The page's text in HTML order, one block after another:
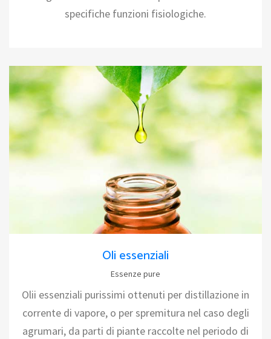
specifiche funzioni fisiologiche.
Oli essenziali
Essenze pure
Olii essenziali purissimi ottenuti per distillazione in
corrente di vapore, o per spremitura nel caso degli
agrumari, da parti di piante raccolte nel periodo di